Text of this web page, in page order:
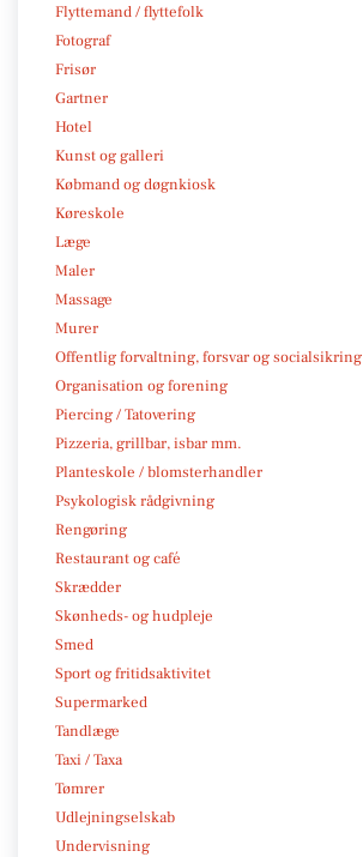
Flyttemand / flyttefolk
Fotograf
Frisør
Gartner
Hotel
Kunst og galleri
Købmand og døgnkiosk
Køreskole
Læge
Maler
Massage
Murer
Offentlig forvaltning, forsvar og socialsikring
Organisation og forening
Piercing / Tatovering
Pizzeria, grillbar, isbar mm.
Planteskole / blomsterhandler
Psykologisk rådgivning
Rengøring
Restaurant og café
Skrædder
Skønheds- og hudpleje
Smed
Sport og fritidsaktivitet
Supermarked
Tandlæge
Taxi / Taxa
Tømrer
Udlejningselskab
Undervisning